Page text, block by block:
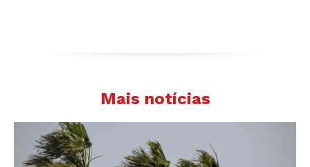
Mais notícias